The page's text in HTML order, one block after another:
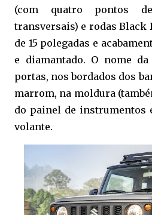
(com quatro pontos
transversais) e rodas Black
de 15 polegadas e
e diamantado. O nome
portas, nos bordados dos
marrom, na moldura
do painel de instrumentos
volante.